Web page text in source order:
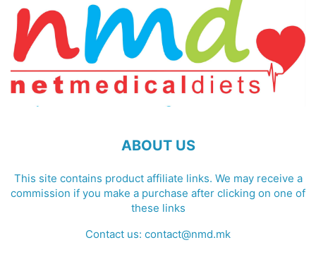
ABOUT US
This site contains product affiliate links. We may receive a
commission if you make a purchase after clicking on one of
these links
Contact us: contact@nmd.mk